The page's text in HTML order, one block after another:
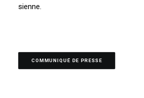
sienne.
COMMUNIQUÉ DE PRESSE